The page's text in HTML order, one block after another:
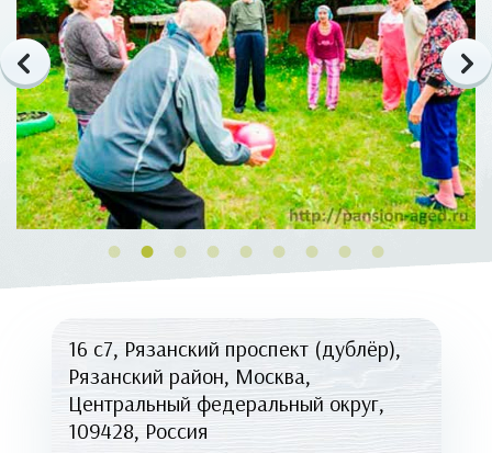
16 с7, Рязанский проспект (дублёр),
Рязанский район, Москва,
Центральный федеральный округ,
109428, Россия